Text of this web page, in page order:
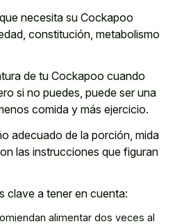
necesita su Cockapoo
constitución, metabolismo
de tu Cockapoo cuando
si no puedes, puede ser una
comida y más ejercicio.
adecuado de la porción, mida
las instrucciones que figuran
clave a tener en cuenta:
alimentar dos veces al